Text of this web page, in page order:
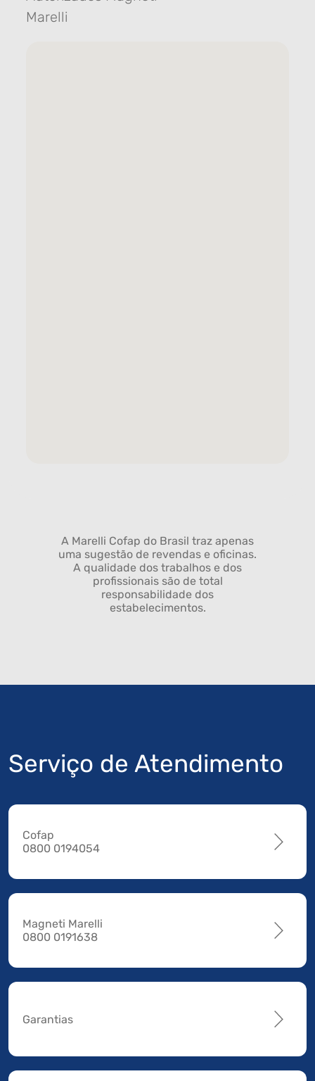
Marelli
A Marelli Cofap do Brasil traz apenas
uma sugestão de revendas e oficinas.
A qualidade dos trabalhos e dos
profissionais são de total
responsabilidade dos
estabelecimentos.
Serviço de Atendimento
Cofap
0800 0194054
Magneti Marelli
0800 0191638
Garantias